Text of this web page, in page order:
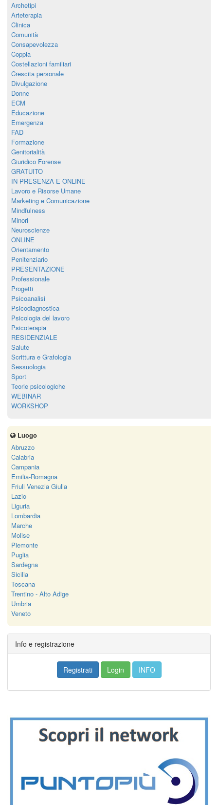
Archetipi
Arteterapia
Clinica
Comunità
Consapevolezza
Coppia
Costellazioni familiari
Crescita personale
Divulgazione
Donne
ECM
Educazione
Emergenza
FAD
Formazione
Genitorialità
Giuridico Forense
GRATUITO
IN PRESENZA E ONLINE
Lavoro e Risorse Umane
Marketing e Comunicazione
Mindfulness
Minori
Neuroscienze
ONLINE
Orientamento
Penitenziario
PRESENTAZIONE
Professionale
Progetti
Psicoanalisi
Psicodiagnostica
Psicologia del lavoro
Psicoterapia
RESIDENZIALE
Salute
Scrittura e Grafologia
Sessuologia
Sport
Teorie psicologiche
WEBINAR
WORKSHOP
Luogo
Abruzzo
Calabria
Campania
Emilia-Romagna
Friuli Venezia Giulia
Lazio
Liguria
Lombardia
Marche
Molise
Piemonte
Puglia
Sardegna
Sicilia
Toscana
Trentino - Alto Adige
Umbria
Veneto
Info e registrazione
Registrati Login INFO